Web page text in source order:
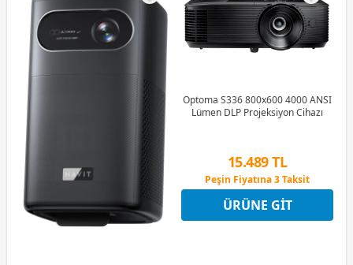
Optoma S336 800x600 4000 ANSI
Lümen DLP Projeksiyon Cihazı
15.489 TL
Peşin Fiyatına 3 Taksit
9 Ay x 2.150 TL taksitle
Peşin Fiyatına 3 Taksit
ÜRÜNE GIT